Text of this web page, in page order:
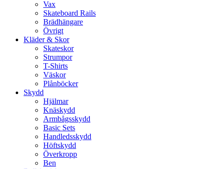
Vax
Skateboard Rails
Brädhängare
Övrigt
Kläder & Skor
Skateskor
Strumpor
T-Shirts
Väskor
Plånböcker
Skydd
Hjälmar
Knäskydd
Armbågsskydd
Basic Sets
Handledsskydd
Höftskydd
Överkropp
Ben